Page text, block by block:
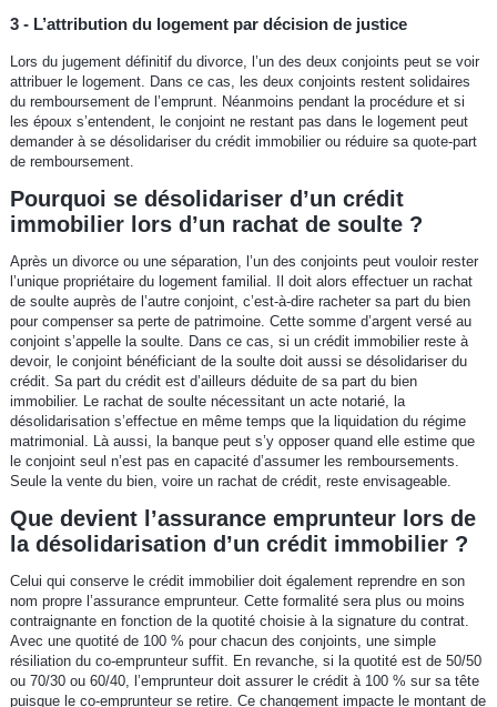
3 - L’attribution du logement par décision de justice
Lors du jugement définitif du divorce, l’un des deux conjoints peut se voir
attribuer le logement. Dans ce cas, les deux conjoints restent solidaires
du remboursement de l’emprunt. Néanmoins pendant la procédure et si
les époux s’entendent, le conjoint ne restant pas dans le logement peut
demander à se désolidariser du crédit immobilier ou réduire sa quote-part
de remboursement.
Pourquoi se désolidariser d’un crédit
immobilier lors d’un rachat de soulte ?
Après un divorce ou une séparation, l’un des conjoints peut vouloir rester
l’unique propriétaire du logement familial. Il doit alors effectuer un rachat
de soulte auprès de l’autre conjoint, c’est-à-dire racheter sa part du bien
pour compenser sa perte de patrimoine. Cette somme d’argent versé au
conjoint s’appelle la soulte. Dans ce cas, si un crédit immobilier reste à
devoir, le conjoint bénéficiant de la soulte doit aussi se désolidariser du
crédit. Sa part du crédit est d’ailleurs déduite de sa part du bien
immobilier. Le rachat de soulte nécessitant un acte notarié, la
désolidarisation s’effectue en même temps que la liquidation du régime
matrimonial. Là aussi, la banque peut s’y opposer quand elle estime que
le conjoint seul n’est pas en capacité d’assumer les remboursements.
Seule la vente du bien, voire un rachat de crédit, reste envisageable.
Que devient l’assurance emprunteur lors de
la désolidarisation d’un crédit immobilier ?
Celui qui conserve le crédit immobilier doit également reprendre en son
nom propre l’assurance emprunteur. Cette formalité sera plus ou moins
contraignante en fonction de la quotité choisie à la signature du contrat.
Avec une quotité de 100 % pour chacun des conjoints, une simple
résiliation du co-emprunteur suffit. En revanche, si la quotité est de 50/50
ou 70/30 ou 60/40, l’emprunteur doit assurer le crédit à 100 % sur sa tête
puisque le co-emprunteur se retire. Ce changement impacte le montant de